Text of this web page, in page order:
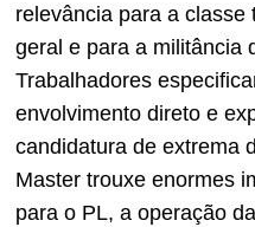
relevância para a classe
geral e para a militância
Trabalhadores
envolvimento direto e
candidatura de extrema
Master trouxe enormes
para o PL, a operação